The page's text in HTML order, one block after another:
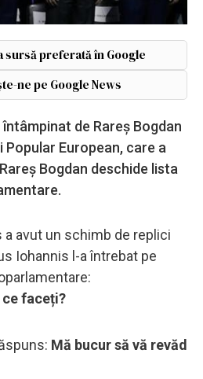
sursă preferată în Google
ne pe Google News
de Rareș Bogdan
European, care a
Bogdan deschide lista
avut un schimb de replici
Iohannis l-a întrebat pe
ce faceți?
Mă bucur să vă revăd